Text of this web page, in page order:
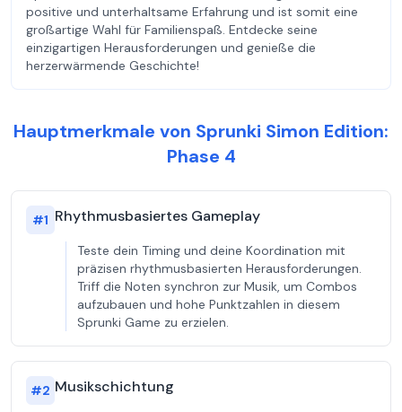
positive und unterhaltsame Erfahrung und ist somit eine
großartige Wahl für Familienspaß. Entdecke seine
einzigartigen Herausforderungen und genieße die
herzerwärmende Geschichte!
Hauptmerkmale von Sprunki Simon Edition:
Phase 4
#1 Rhythmusbasiertes Gameplay
Teste dein Timing und deine Koordination mit
präzisen rhythmusbasierten Herausforderungen.
Triff die Noten synchron zur Musik, um Combos
aufzubauen und hohe Punktzahlen in diesem
Sprunki Game zu erzielen.
#2 Musikschichtung